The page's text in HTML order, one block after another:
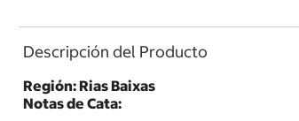
Descripción del Producto
Región: Rias Baixas
Notas de Cata: